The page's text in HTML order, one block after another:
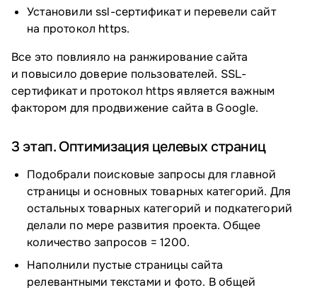
Установили ssl-сертификат и перевели сайт
на протокол https.
Все это повлияло на ранжирование сайта
и повысило доверие пользователей. SSL-
сертификат и протокол https является важным
фактором для продвижение сайта в Google.
3 этап. Оптимизация целевых страниц
Подобрали поисковые запросы для главной
страницы и основных товарных категорий. Для
остальных товарных категорий и подкатегорий
делали по мере развития проекта. Общее
количество запросов = 1200.
Наполнили пустые страницы сайта
релевантными текстами и фото. В общей